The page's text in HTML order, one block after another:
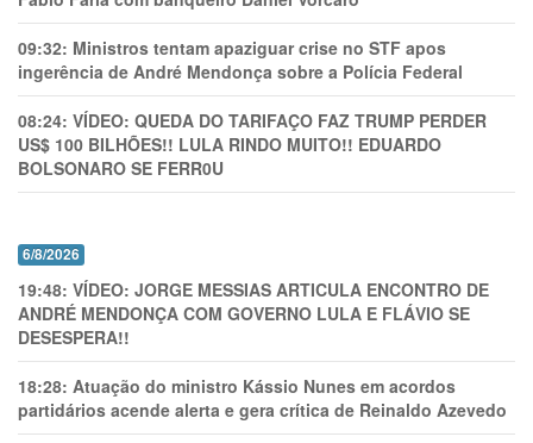
09:32: Ministros tentam apaziguar crise no STF apos
ingerência de André Mendonça sobre a Polícia Federal
08:24: VÍDEO: QUEDA DO TARIFAÇO FAZ TRUMP PERDER
US$ 100 BILHÕES!! LULA RINDO MUITO!! EDUARDO
BOLSONARO SE FERR0U
6/8/2026
19:48: VÍDEO: JORGE MESSIAS ARTICULA ENCONTRO DE
ANDRÉ MENDONÇA COM GOVERNO LULA E FLÁVIO SE
DESESPERA!!
18:28: Atuação do ministro Kássio Nunes em acordos
partidários acende alerta e gera crítica de Reinaldo Azevedo